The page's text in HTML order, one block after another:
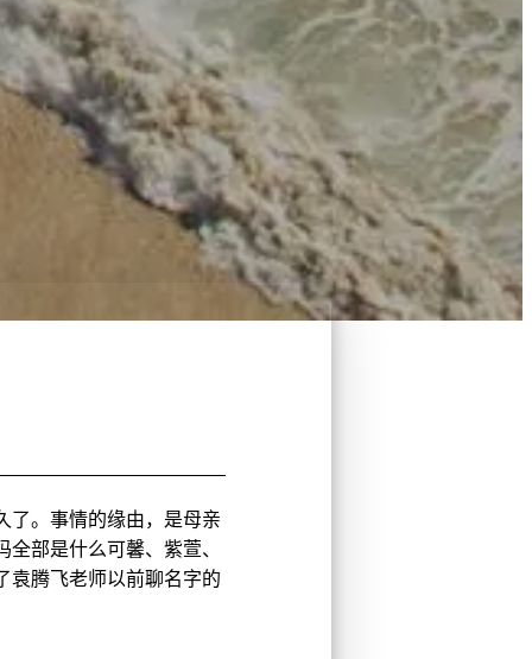
了。事情的缘由，是母亲
部是什么可馨、紫萱、
袁腾飞老师以前聊名字的